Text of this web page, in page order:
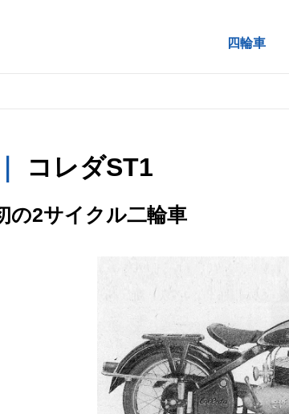
四輪車
コレダST1
の2サイクル二輪車